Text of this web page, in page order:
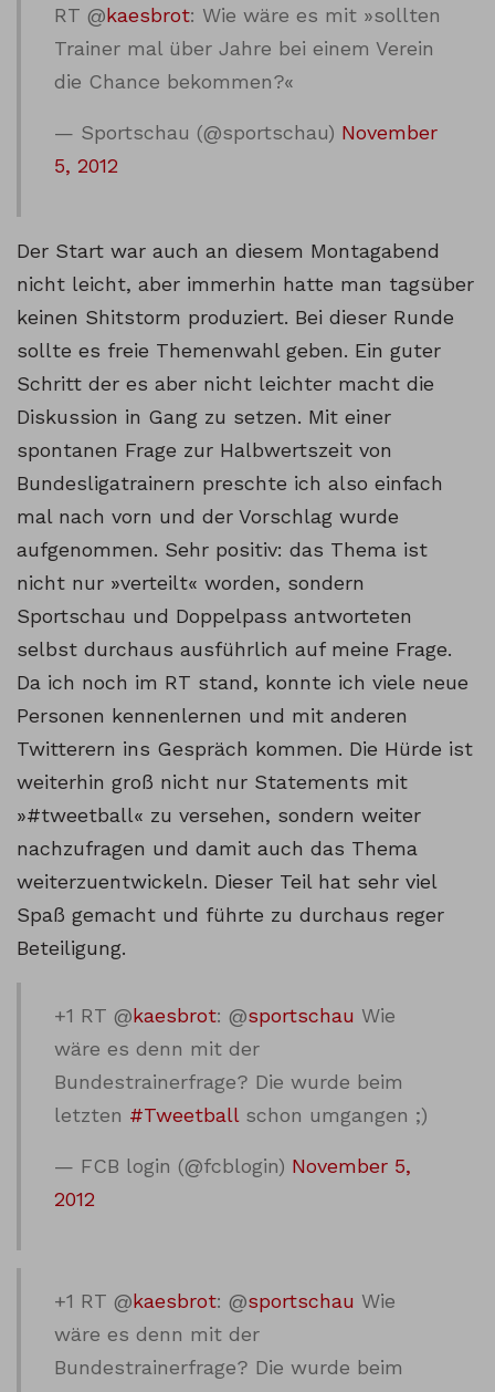
RT @kaesbrot: Wie wäre es mit »sollten
Trainer mal über Jahre bei einem Verein
die Chance bekommen?«
— Sportschau (@sportschau) November
5, 2012
Der Start war auch an diesem Montagabend
nicht leicht, aber immerhin hatte man tagsüber
keinen Shitstorm produziert. Bei dieser Runde
sollte es freie Themenwahl geben. Ein guter
Schritt der es aber nicht leichter macht die
Diskussion in Gang zu setzen. Mit einer
spontanen Frage zur Halbwertszeit von
Bundesligatrainern preschte ich also einfach
mal nach vorn und der Vorschlag wurde
aufgenommen. Sehr positiv: das Thema ist
nicht nur »verteilt« worden, sondern
Sportschau und Doppelpass antworteten
selbst durchaus ausführlich auf meine Frage.
Da ich noch im RT stand, konnte ich viele neue
Personen kennenlernen und mit anderen
Twitterern ins Gespräch kommen. Die Hürde ist
weiterhin groß nicht nur Statements mit
»#tweetball« zu versehen, sondern weiter
nachzufragen und damit auch das Thema
weiterzuentwickeln. Dieser Teil hat sehr viel
Spaß gemacht und führte zu durchaus reger
Beteiligung.
+1 RT @kaesbrot: @sportschau Wie
wäre es denn mit der
Bundestrainerfrage? Die wurde beim
letzten #Tweetballschon umgangen ;)
— FCB login (@fcblogin) November 5,
2012
+1 RT @kaesbrot: @sportschau Wie
wäre es denn mit der
Bundestrainerfrage? Die wurde beim